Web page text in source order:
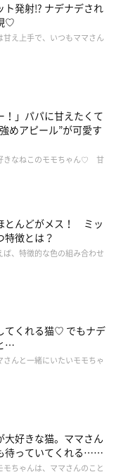
ト発射!? ナデナデされ
♡
甘え上手で、いつもママさん
！」パパに甘えたくて
めアピール”が可愛す
きなねこのモモちゃん♡ 甘
とんどがメス！ ミッ
特徴とは？
ば、特徴的な色の組み合わせ
てくれる猫♡ でもナデ
…
んと一緒にいたいモモちゃ
大好きな猫。ママさん
待っていてくれる……
ちゃんは、ママさんのこと